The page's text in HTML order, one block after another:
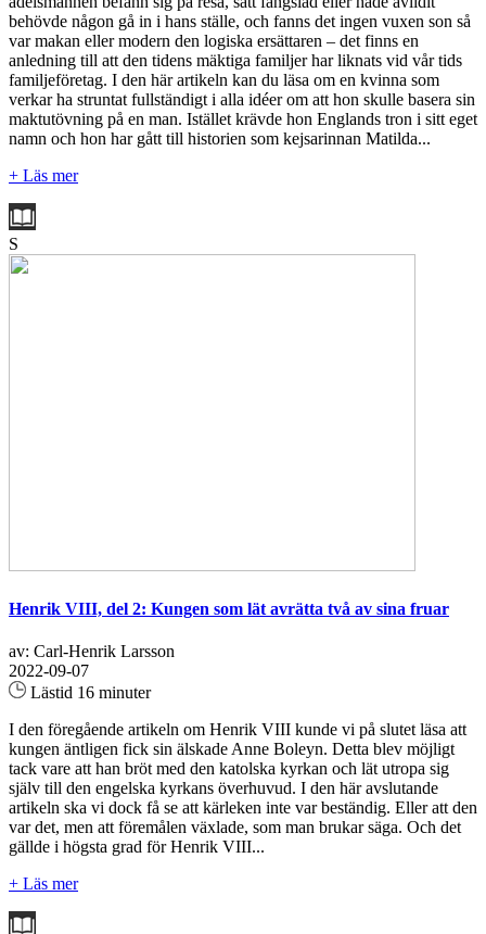
behövde någon gå in i hans ställe, och fanns det ingen vuxen son så
var makan eller modern den logiska ersättaren – det finns en
anledning till att den tidens mäktiga familjer har liknats vid vår tids
familjeföretag. I den här artikeln kan du läsa om en kvinna som
verkar ha struntat fullständigt i alla idéer om att hon skulle basera sin
maktutövning på en man. Istället krävde hon Englands tron i sitt eget
namn och hon har gått till historien som kejsarinnan Matilda...
+ Läs mer
S
Henrik VIII, del 2: Kungen som lät avrätta två av sina fruar
av: Carl-Henrik Larsson
2022-09-07
Lästid 16 minuter
I den föregående artikeln om Henrik VIII kunde vi på slutet läsa att
kungen äntligen fick sin älskade Anne Boleyn. Detta blev möjligt
tack vare att han bröt med den katolska kyrkan och lät utropa sig
själv till den engelska kyrkans överhuvud. I den här avslutande
artikeln ska vi dock få se att kärleken inte var beständig. Eller att den
var det, men att föremålen växlade, som man brukar säga. Och det
gällde i högsta grad för Henrik VIII...
+ Läs mer